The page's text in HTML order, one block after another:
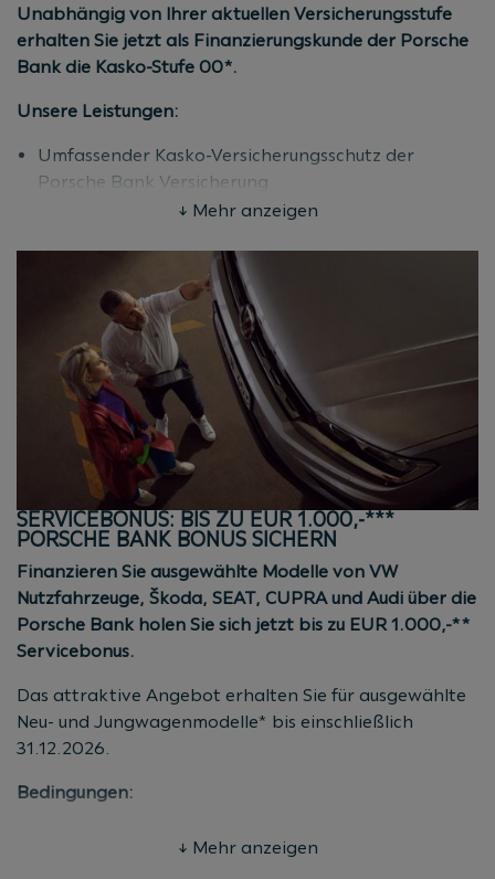
Unabhängig von Ihrer aktuellen Versicherungsstufe
erhalten Sie jetzt als Finanzierungskunde der Porsche
Bank die Kasko-Stufe 00*.
Unsere Leistungen:
Umfassender Kasko-Versicherungsschutz der
Porsche Bank Versicherung
Attraktive Prämie
Versicherung bleiben unverändert
Bedingungen:
Für alle Neu-, Jung- und Gebrauchtwagen aller
Marken
Gültig für alle Kunden mit Kaskostufe bis 09
Nicht gültig für Flottenkunden, Behörden und ARAC
Aktionszeitraum: bis 31.12.2026
(Kaufvertrags-/Antragsdatum)
* Aktion gültig bis 31.12.2026
(Kaufvertrags-/Antragsdatum). Die Aktion gilt für
Neu-, Jung- und Gebrauchtwagen aller Marken (auch
Fremdmarken) bei Finanzierung über die Porsche
Bank. Das Angebot gilt für Privatkunden,
Unternehmer sowie Mitarbeiter mit einer aktuellen
Kaskostufe bis 09. Nicht für Flottenkunden, Behörden
und ARAC. Stand
08/2026.
↓ Mehr anzeigen
SERVICEBONUS: BIS ZU EUR 1.000,-***
PORSCHE BANK BONUS SICHERN
Finanzieren Sie ausgewählte Modelle von VW
Nutzfahrzeuge, Škoda, SEAT, CUPRA und Audi über die
Porsche Bank holen Sie sich jetzt bis zu EUR 1.000,-**
Servicebonus.
Das attraktive Angebot erhalten Sie für ausgewählte
Neu- und Jungwagenmodelle* bis einschließlich
31.12.2026.
Bedingungen:
EUR 500,-* für ausgewählte Neuwagenmodelle von
Audi (ausgenommen RS-Modelle)
↓ Mehr anzeigen